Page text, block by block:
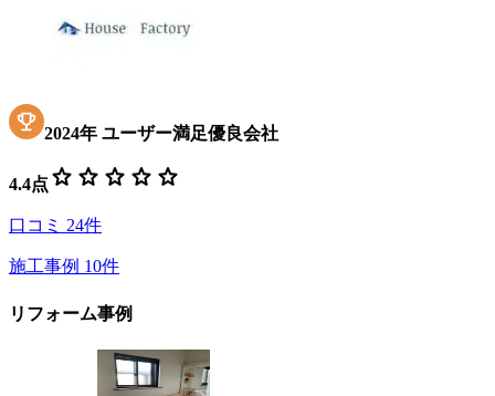
2024年 ユーザー満足優良会社
4.4点 star star star star star
口コミ 24件
施工事例 10件
リフォーム事例